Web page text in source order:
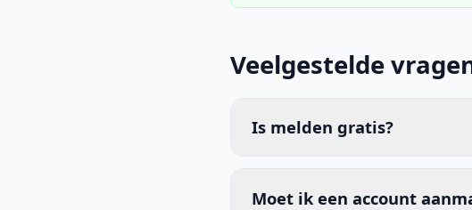
Veelgestelde
Is melden gratis?
Moet ik een account